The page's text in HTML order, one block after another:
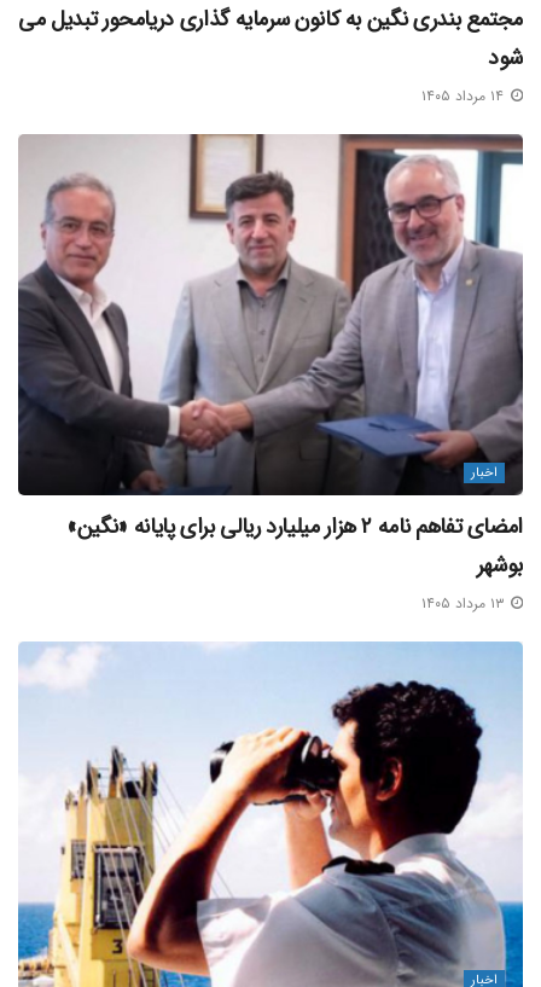
مجتمع بندری نگین به کانون سرمایه‌ گذاری دریامحور تبدیل می‌
شود
اخبار
امضای تفاهم‌ نامه ۲ هزار میلیارد ریالی برای پایانه «نگین»
بوشهر
اخبار